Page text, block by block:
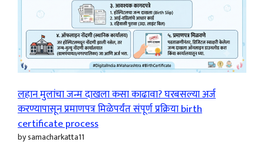
लहान मुलांचा जन्म दाखला कसा काढावा? घरबसल्या अर्ज
करण्यापासून प्रमाणपत्र मिळेपर्यंत संपूर्ण प्रक्रिया birth
certificate process
by samacharkatta11